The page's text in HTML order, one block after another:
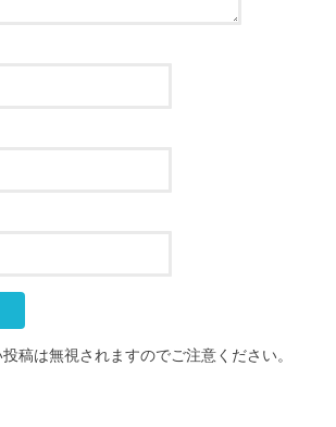
稿は無視されますのでご注意ください。